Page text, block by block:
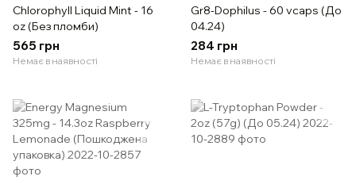
Chlorophyll Liquid Mint - 16
oz (Без пломби)
565 грн
Немає в наявності
Gr8-Dophilus - 60 vcaps (До
04.24)
284 грн
Немає в наявності